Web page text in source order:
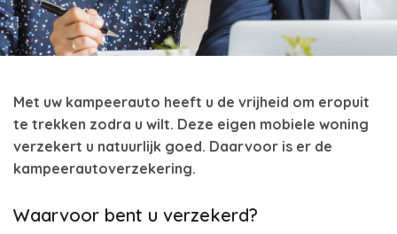
Met uw kampeerauto heeft u de vrijheid om eropuit
te trekken zodra u wilt. Deze eigen mobiele woning
verzekert u natuurlijk goed. Daarvoor is er de
kampeerautoverzekering.
Waarvoor bent u verzekerd?